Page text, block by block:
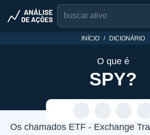
INÍCIO DICIONÁRIO
O que é
SPY?
Os chamados ETF - Exchange